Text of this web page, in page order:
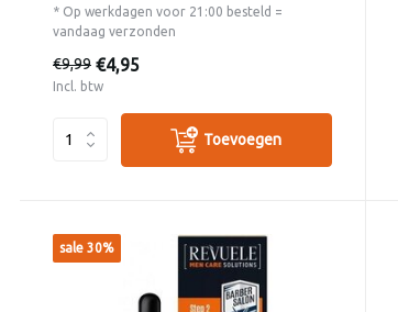
* Op werkdagen voor 21:00 besteld =
vandaag verzonden
€9,99 €4,95
Incl. btw
Toevoegen
sale 30%